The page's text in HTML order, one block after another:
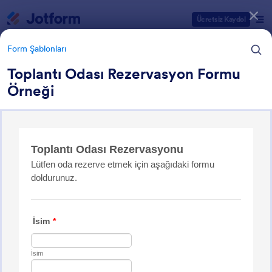
Ücretsiz Kaydol
Form Şablonları
Toplantı Odası Rezervasyon Formu
Örneği
Yer Ayırtma Formları
62 Şablon
Form Şablonu Kategorileri